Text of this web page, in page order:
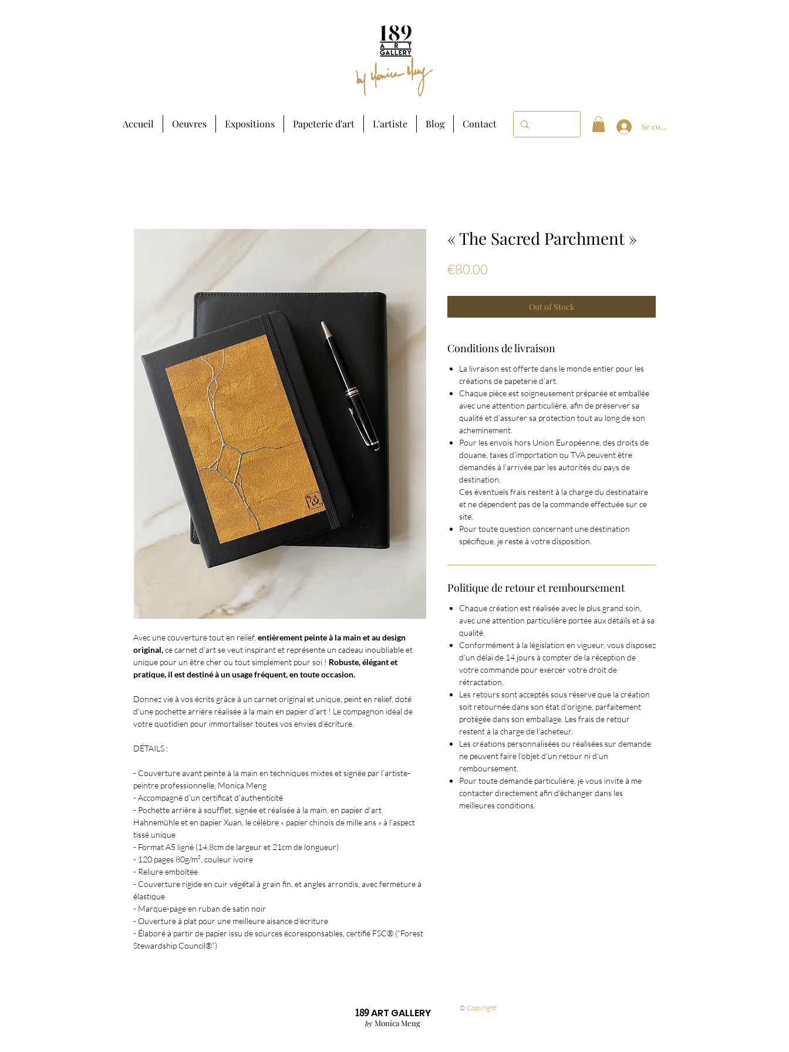
Accueil Oeuvres Expositions Papeterie d'art L'artiste Blog Contact Se connecter
Avec une couverture tout en relief, entièrement peinte à la main et au design
original,ce carnet d'art se veut inspirant et représente un cadeau inoubliable et
unique pour un être cher ou tout simplement pour soi ! Robuste, élégant et
pratique, il est destiné à un usage fréquent, en toute occasion.
Donnez vie à vos écrits grâce à un carnet original et unique, peint en relief, doté
d'une pochette arrière réalisée à la main en papier d'art ! Le compagnon idéal de
votre quotidien pour immortaliser toutes vos envies d’écriture.
DÉTAILS :
- Couverture avant peinte à la main en techniques mixtes et signée par l’artiste-
peintre professionnelle, Monica Meng
- Accompagné d'un certificat d'authenticité
- Pochette arrière à soufflet, signée et réalisée à la main, en papier d’art
Hahnemühle et en papier Xuan, le célèbre « papier chinois de mille ans » à l’aspect
tissé unique
- Format A5 ligné (14,8cm de largeur et 21cm de longueur)
- 120 pages 80g/m², couleur ivoire
- Reliure emboîtée
- Couverture rigide en cuir végétal à grain fin, et angles arrondis, avec fermeture à
élastique
- Marque-page en ruban de satin noir
- Ouverture à plat pour une meilleure aisance d’écriture
- Élaboré à partir de papier issu de sources écoresponsables, certifié FSC® (“Forest
Stewardship Council®”)
« The Sacred Parchment »
€80.00
Out of Stock
Conditions de livraison
La livraison est offerte dans le monde entier pour les
créations de papeterie d’art.
Chaque pièce est soigneusement préparée et emballée
avec une attention particulière, afin de préserver sa
qualité et d’assurer sa protection tout au long de son
acheminement.
Pour les envois hors Union Européenne, des droits de
douane, taxes d’importation ou TVA peuvent être
demandés à l’arrivée par les autorités du pays de
destination.
Ces éventuels frais restent à la charge du destinataire
et ne dépendent pas de la commande effectuée sur ce
site.
Pour toute question concernant une destination
spécifique, je reste à votre disposition.
Politique de retour et remboursement
Chaque création est réalisée avec le plus grand soin,
avec une attention particulière portée aux détails et à sa
qualité.
Conformément à la législation en vigueur, vous disposez
d’un délai de 14 jours à compter de la réception de
votre commande pour exercer votre droit de
rétractation.
Les retours sont acceptés sous réserve que la création
soit retournée dans son état d’origine, parfaitement
protégée dans son emballage. Les frais de retour
restent à la charge de l’acheteur.
Les créations personnalisées ou réalisées sur demande
ne peuvent faire l’objet d’un retour ni d’un
remboursement.
Pour toute demande particulière, je vous invite à me
contacter directement afin d’échanger dans les
meilleures conditions.
© Copyright
189ART GALLERY
by Monica Meng